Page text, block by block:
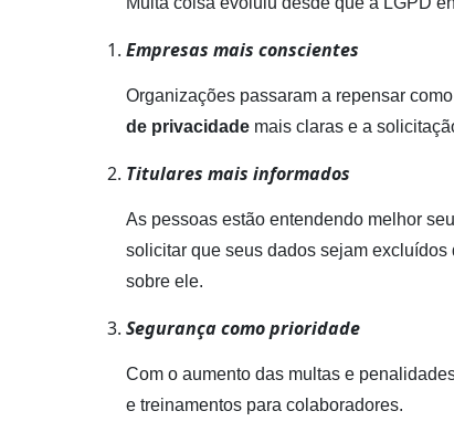
Empresas mais conscientes
Organizações passaram a repensar
de privacidade mais claras e a
Titulares mais informados
As pessoas estão entendendo melhor
solicitar que seus dados sejam
sobre ele.
Segurança como prioridade
Com o aumento das multas e
e treinamentos para colaboradores.